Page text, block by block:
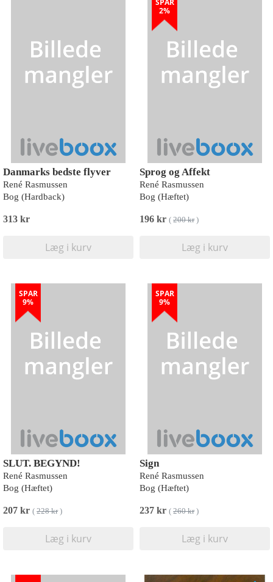
Danmarks bedste flyver
René Rasmussen
Bog (Hardback)
313 kr
Læg i kurv
SPAR
2%
Sprog og Affekt
René Rasmussen
Bog (Hæftet)
196 kr ( 200 kr)
Læg i kurv
SPAR
9%
SLUT. BEGYND!
René Rasmussen
Bog (Hæftet)
207 kr ( 228 kr)
Læg i kurv
SPAR
9%
Sign
René Rasmussen
Bog (Hæftet)
237 kr ( 260 kr)
Læg i kurv